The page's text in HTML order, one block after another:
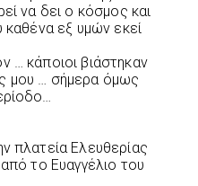
να δει ο κόσμος και
καθένα εξ υμών εκεί
… κάποιοι βιάστηκαν
μου … σήμερα όμως
πλατεία Ελευθερίας
το Ευαγγέλιο του